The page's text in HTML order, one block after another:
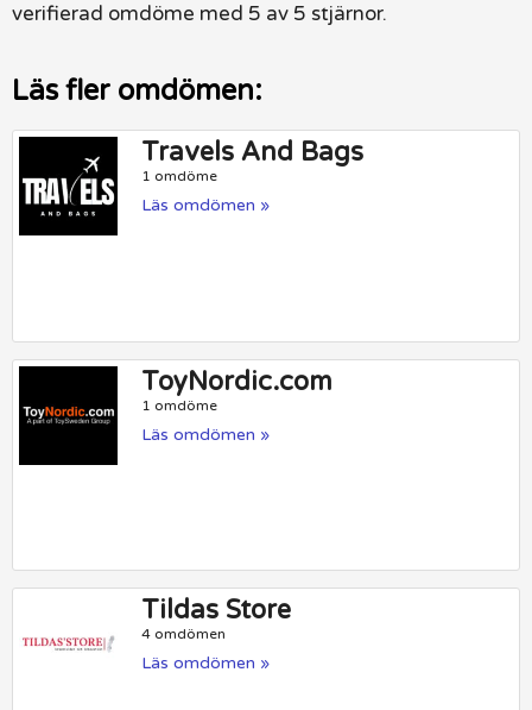
verifierad omdöme med 5 av 5 stjärnor.
Läs fler omdömen:
Travels And Bags
1 omdöme
Läs omdömen »
ToyNordic.com
1 omdöme
Läs omdömen »
Tildas Store
4 omdömen
Läs omdömen »